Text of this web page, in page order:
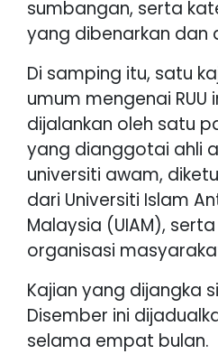
sumbangan, serta
yang dibenarkan dan
Di samping itu, satu
umum mengenai
dijalankan oleh satu
yang dianggotai ahli
universiti awam,
dari Universiti Islam
Malaysia (UIAM),
organisasi
Kajian yang dijangka
Disember ini
selama empat bulan.